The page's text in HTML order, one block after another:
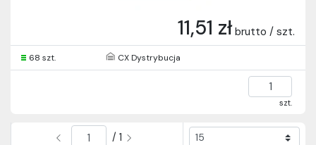
11,51 zł brutto / szt.
68 szt. CX Dystrybucja
szt.
/ 1